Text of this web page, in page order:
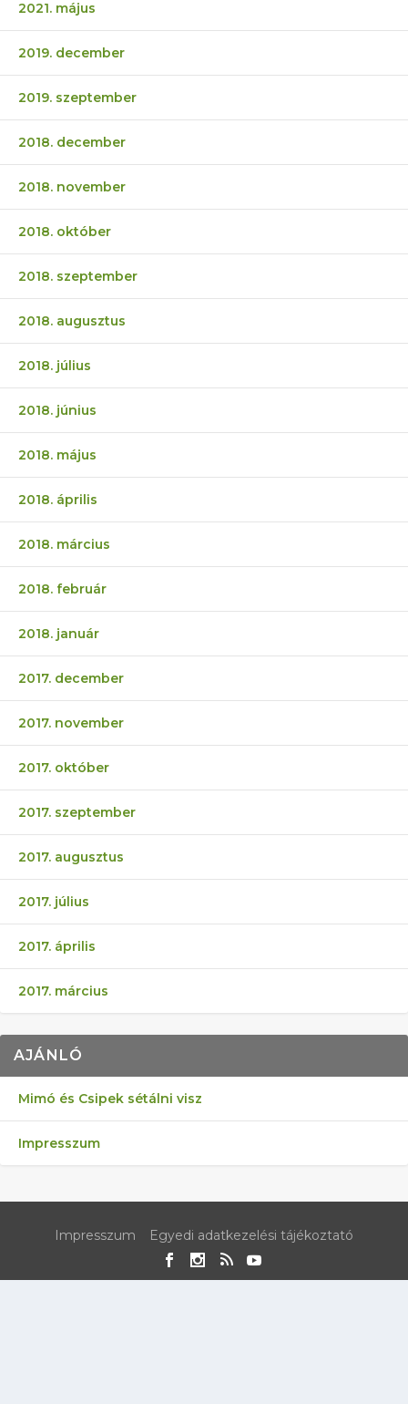
2021. május
2019. december
2019. szeptember
2018. december
2018. november
2018. október
2018. szeptember
2018. augusztus
2018. július
2018. június
2018. május
2018. április
2018. március
2018. február
2018. január
2017. december
2017. november
2017. október
2017. szeptember
2017. augusztus
2017. július
2017. április
2017. március
AJÁNLÓ
Mimó és Csipek sétálni visz
Impresszum
Impresszum Egyedi adatkezelési tájékoztató